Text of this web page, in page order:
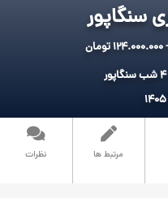
مرتبط ها نظرات